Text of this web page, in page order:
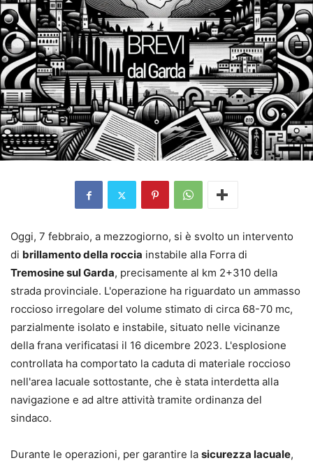
Oggi, 7 febbraio, a mezzogiorno, si è svolto un intervento
di brillamento della roccia instabile alla Forra di
Tremosine sul Garda, precisamente al km 2+310 della
strada provinciale. L'operazione ha riguardato un ammasso
roccioso irregolare del volume stimato di circa 68-70 mc,
parzialmente isolato e instabile, situato nelle vicinanze
della frana verificatasi il 16 dicembre 2023. L'esplosione
controllata ha comportato la caduta di materiale roccioso
nell'area lacuale sottostante, che è stata interdetta alla
navigazione e ad altre attività tramite ordinanza del
sindaco.
Durante le operazioni, per garantire la sicurezza lacuale,